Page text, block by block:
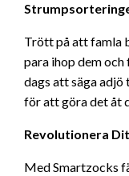
Trött på att famla
para ihop dem
dags att säga
för att göra det åt
Revolutionera
Med Smartzocks